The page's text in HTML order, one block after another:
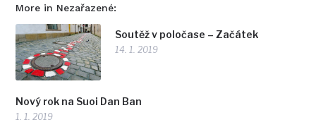
More in Nezařazené:
Soutěž v poločase – Začátek
14. 1. 2019
Nový rok na Suoi Dan Ban
1. 1. 2019